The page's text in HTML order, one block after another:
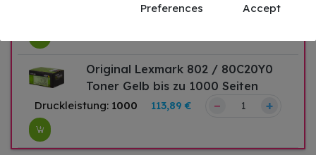
113,89 € +
Original Lexmark 802 / 80C20Y0
Toner Gelb bis zu 1000 Seiten
Druckleistung: 1000 113,89 € – +
Preferences Accept